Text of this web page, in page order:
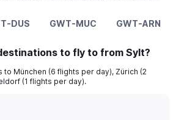
DUS GWT-MUC GWT-ARN
to fly to from Sylt?
München (6 flights per day), Zürich (2
(1 flights per day).